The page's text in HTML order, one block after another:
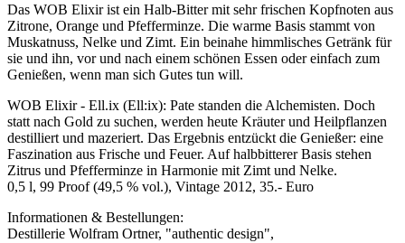
Das WOB Elixir ist ein Halb-Bitter mit sehr frischen Kopfnoten aus
Zitrone, Orange und Pfefferminze. Die warme Basis stammt von
Muskatnuss, Nelke und Zimt. Ein beinahe himmlisches Getränk für
sie und ihn, vor und nach einem schönen Essen oder einfach zum
Genießen, wenn man sich Gutes tun will.
WOB Elixir - Ell.ix (Ell:ix): Pate standen die Alchemisten. Doch
statt nach Gold zu suchen, werden heute Kräuter und Heilpflanzen
destilliert und mazeriert. Das Ergebnis entzückt die Genießer: eine
Faszination aus Frische und Feuer. Auf halbbitterer Basis stehen
Zitrus und Pfefferminze in Harmonie mit Zimt und Nelke.
0,5 l, 99 Proof (49,5 % vol.), Vintage 2012, 35.- Euro
Informationen & Bestellungen:
Destillerie Wolfram Ortner, "authentic design",